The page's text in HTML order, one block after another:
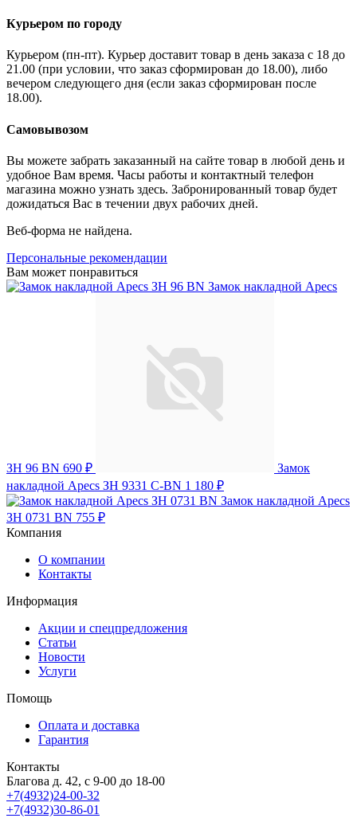
Курьером по городу
Курьером (пн-пт). Курьер доставит товар в день заказа с 18 до
21.00 (при условии, что заказ сформирован до 18.00), либо
вечером следующего дня (если заказ сформирован после
18.00).
Самовывозом
Вы можете забрать заказанный на сайте товар в любой день и
удобное Вам время. Часы работы и контактный телефон
магазина можно узнать здесь. Забронированный товар будет
дожидаться Вас в течении двух рабочих дней.
Веб-форма не найдена.
Персональные рекомендации
Вам может понравиться
Замок накладной Apecs
ЗН 96 BN 690 ₽
Замок
накладной Apecs ЗН 9331 C-BN 1 180 ₽
Замок накладной Apecs
ЗН 0731 BN 755 ₽
Компания
О компании
Контакты
Информация
Акции и спецпредложения
Статьи
Новости
Услуги
Помощь
Оплата и доставка
Гарантия
Контакты
Благова д. 42, с 9-00 до 18-00
+7(4932)24-00-32
+7(4932)30-86-01